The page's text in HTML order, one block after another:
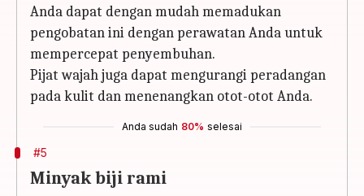
Anda dapat dengan mudah memadukan
pengobatan ini dengan perawatan Anda untuk
mempercepat penyembuhan.
Pijat wajah juga dapat mengurangi peradangan
pada kulit dan menenangkan otot-otot Anda.
Anda sudah 80% selesai
#5
Minyak biji rami